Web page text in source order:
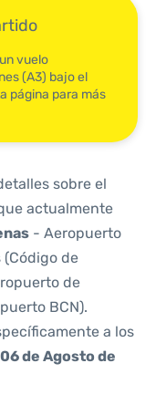
vuelo
(A3) bajo el
página para más
sobre el
actualmente
- Aeropuerto
de
de
BCN).
a los
de Agosto de